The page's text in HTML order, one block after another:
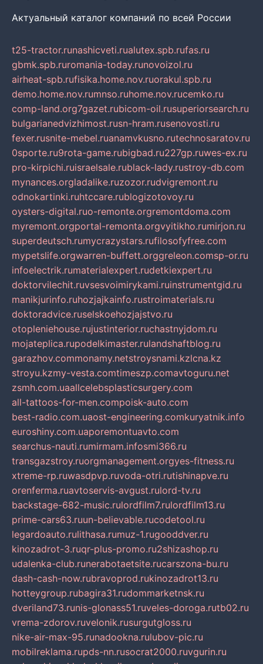
Актуальный каталог компаний по всей России
t25-tractor.runashicveti.rualutex.spb.rufas.ru
gbmk.spb.ruromania-today.runovoizol.ru
airheat-spb.rufisika.home.nov.ruorakul.spb.ru
demo.home.nov.rumnso.ruhome.nov.rucemko.ru
comp-land.org7gazet.rubicom-oil.rusuperiorsearch.ru
bulgarianedvizhimost.rusn-hram.rusenovosti.ru
fexer.rusnite-mebel.ruanamvkusno.rutechnosaratov.ru
0sporte.ru9rota-game.rubigbad.ru227gp.ruwes-ex.ru
pro-kirpichi.ruisraelsale.rublack-lady.rustroy-db.com
mynances.orgladalike.ruzozor.rudvigremont.ru
odnokartinki.ruhtccare.rublogizotovoy.ru
oysters-digital.ruo-remonte.orgremontdoma.com
myremont.orgportal-remonta.orgvyitikho.rumirjon.ru
superdeutsch.rumycrazystars.rufilosofyfree.com
mypetslife.orgwarren-buffett.orggreleon.comsp-or.ru
infoelectrik.rumaterialexpert.rudetkiexpert.ru
doktorvilechit.ruvsesvoimirykami.ruinstrumentgid.ru
manikjurinfo.ruhozjajkainfo.rustroimaterials.ru
doktoradvice.ruselskoehozjajstvo.ru
otopleniehouse.rujustinterior.ruchastnyjdom.ru
mojateplica.rupodelkimaster.rulandshaftblog.ru
garazhov.commonamy.netstroysnami.kzlcna.kz
stroyu.kzmy-vesta.comtimeszp.comavtoguru.net
zsmh.com.uaallcelebsplasticsurgery.com
all-tattoos-for-men.compoisk-auto.com
best-radio.com.uaost-engineering.comkuryatnik.info
euroshiny.com.uaporemontuavto.com
searchus-nauti.rumirmam.infosmi366.ru
transgazstroy.ruorgmanagement.orgyes-fitness.ru
xtreme-rp.ruwasdpvp.ruvoda-otri.rutishinapve.ru
orenferma.ruavtoservis-avgust.rulord-tv.ru
backstage-682-music.rulordfilm7.rulordfilm13.ru
prime-cars63.ruun-believable.rucodetool.ru
legardoauto.rulithasa.rumuz-1.rugooddver.ru
kinozadrot-3.ruqr-plus-promo.ru2shizashop.ru
udalenka-club.runerabotaetsite.rucarszona-bu.ru
dash-cash-now.rubravoprod.rukinozadrot13.ru
hotteygroup.rubagira31.rudommarketnsk.ru
dveriland73.runis-glonass51.ruveles-doroga.rutb02.ru
vrema-zdorov.ruvelonik.rusurgutgloss.ru
nike-air-max-95.runadookna.rulubov-pic.ru
mobilreklama.rupds-nn.rusocrat2000.ruvgurin.ru